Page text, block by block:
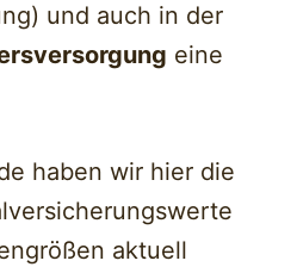
und auch in der
eine
haben wir hier die
aktuell